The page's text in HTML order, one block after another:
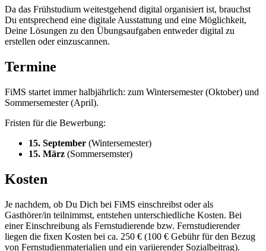
Da das Frühstudium weitestgehend digital organisiert ist, brauchst
Du entsprechend eine digitale Ausstattung und eine Möglichkeit,
Deine Lösungen zu den Übungsaufgaben entweder digital zu
erstellen oder einzuscannen.
Termine
FiMS startet immer halbjährlich: zum Wintersemester (Oktober) und
Sommersemester (April).
Fristen für die Bewerbung:
15. September (Wintersemester)
15. März (Sommersemster)
Kosten
Je nachdem, ob Du Dich bei FiMS einschreibst oder als
Gasthörer/in teilnimmst, entstehen unterschiedliche Kosten. Bei
einer Einschreibung als Fernstudierende bzw. Fernstudierender
liegen die fixen Kosten bei ca. 250 € (100 € Gebühr für den Bezug
von Fernstudienmaterialien und ein variierender Sozialbeitrag).